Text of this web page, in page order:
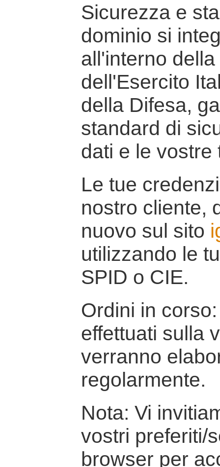
Sicurezza e
dominio si
all'interno
dell'Esercito
della Difesa,
standard di
dati e le vostre
Le tue
nostro cliente,
nuovo sul sito
utilizzando le
SPID o CIE.
Ordini in
effettuati sulla
verranno
regolarmente.
Nota: Vi
vostri preferiti/
browser per